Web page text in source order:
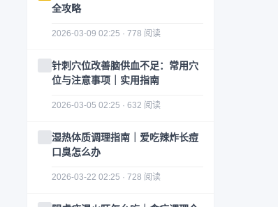
全攻略
2026-03-09 02:25 · 778 阅读
针刺穴位改善脑供血不足：常用穴
位与注意事项｜实用指南
2026-03-05 02:25 · 632 阅读
湿热体质调理指南｜爱吃辣炸长痘
口臭怎么办
2026-03-22 02:25 · 728 阅读